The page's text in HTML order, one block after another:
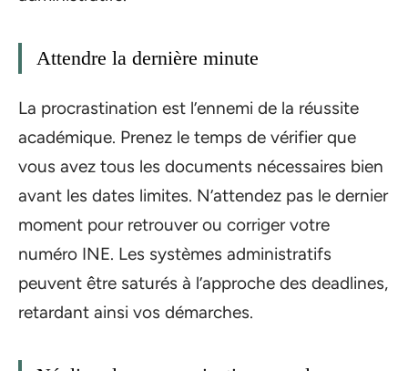
Attendre la dernière minute
La procrastination est l’ennemi de la réussite
académique. Prenez le temps de vérifier que
vous avez tous les documents nécessaires bien
avant les dates limites. N’attendez pas le dernier
moment pour retrouver ou corriger votre
numéro INE. Les systèmes administratifs
peuvent être saturés à l’approche des deadlines,
retardant ainsi vos démarches.